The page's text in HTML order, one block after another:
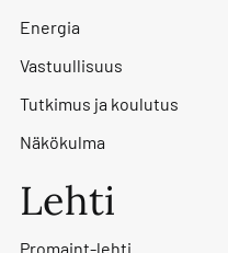
Energia
Vastuullisuus
Tutkimus ja koulutus
Näkökulma
Lehti
Promaint-lehti